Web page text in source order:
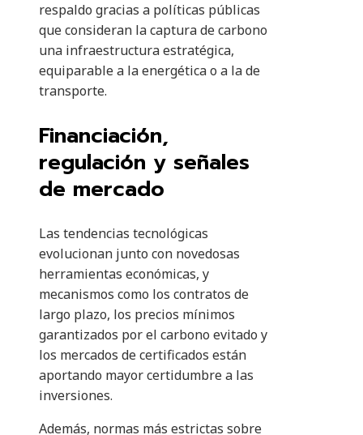
respaldo gracias a políticas públicas
que consideran la captura de carbono
una infraestructura estratégica,
equiparable a la energética o a la de
transporte.
Financiación,
regulación y señales
de mercado
Las tendencias tecnológicas
evolucionan junto con novedosas
herramientas económicas, y
mecanismos como los contratos de
largo plazo, los precios mínimos
garantizados por el carbono evitado y
los mercados de certificados están
aportando mayor certidumbre a las
inversiones.
Además, normas más estrictas sobre